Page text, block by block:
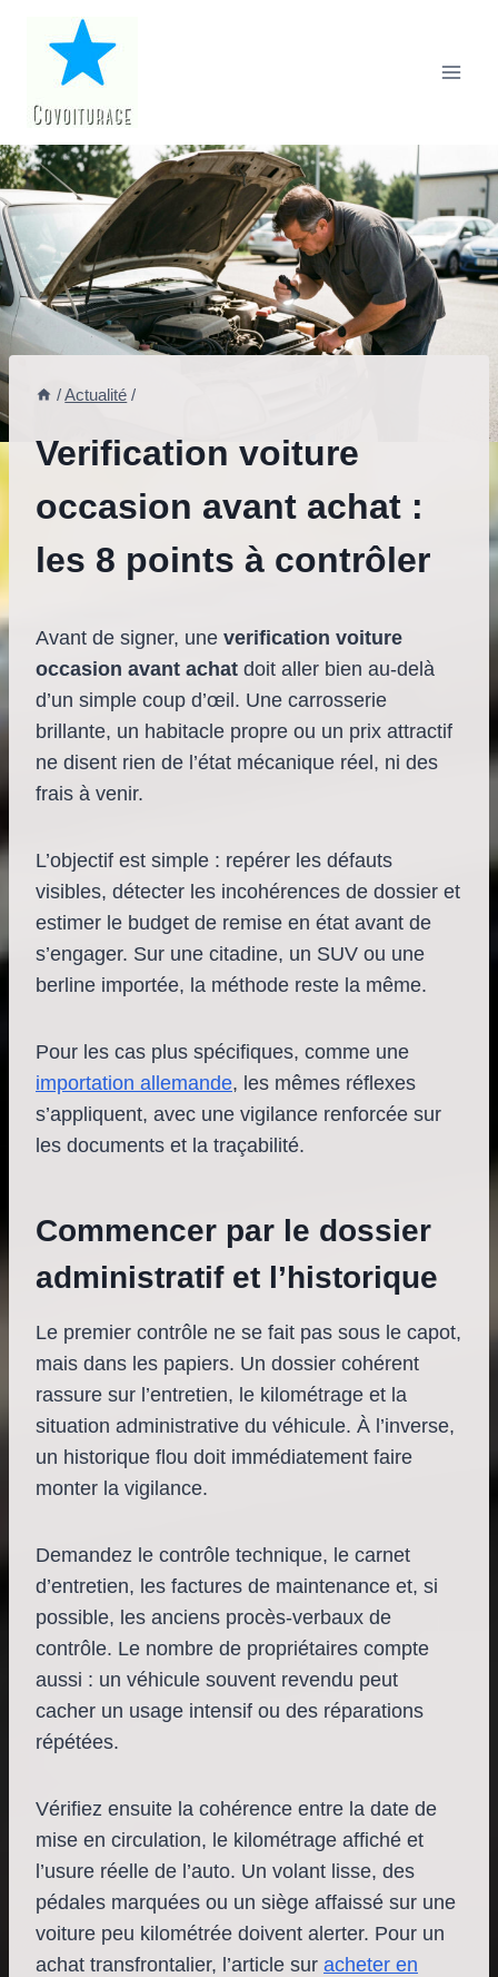
contenu
/Actualité /
Verification voiture
occasion avant achat :
les 8 points à contrôler
Avant de signer, une verification voiture
occasion avant achat doit aller bien au-delà
d’un simple coup d’œil. Une carrosserie
brillante, un habitacle propre ou un prix attractif
ne disent rien de l’état mécanique réel, ni des
frais à venir.
L’objectif est simple : repérer les défauts
visibles, détecter les incohérences de dossier et
estimer le budget de remise en état avant de
s’engager. Sur une citadine, un SUV ou une
berline importée, la méthode reste la même.
Pour les cas plus spécifiques, comme une
importation allemande, les mêmes réflexes
s’appliquent, avec une vigilance renforcée sur
les documents et la traçabilité.
Commencer par le dossier
administratif et l’historique
Le premier contrôle ne se fait pas sous le capot,
mais dans les papiers. Un dossier cohérent
rassure sur l’entretien, le kilométrage et la
situation administrative du véhicule. À l’inverse,
un historique flou doit immédiatement faire
monter la vigilance.
Demandez le contrôle technique, le carnet
d’entretien, les factures de maintenance et, si
possible, les anciens procès-verbaux de
contrôle. Le nombre de propriétaires compte
aussi : un véhicule souvent revendu peut
cacher un usage intensif ou des réparations
répétées.
Vérifiez ensuite la cohérence entre la date de
mise en circulation, le kilométrage affiché et
l’usure réelle de l’auto. Un volant lisse, des
pédales marquées ou un siège affaissé sur une
voiture peu kilométrée doivent alerter. Pour un
achat transfrontalier, l’article sur acheter en